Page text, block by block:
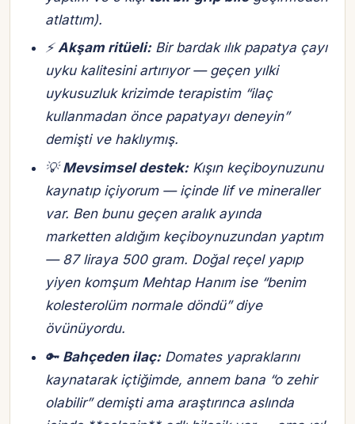
atlattım).
⚡Akşam ritüeli:Bir bardak ılık papatya çayı
uyku kalitesini artırıyor — geçen yılki
uykusuzluk krizimde terapistim “ilaç
kullanmadan önce papatyayı deneyin”
demişti ve haklıymış.
💡Mevsimsel destek:Kışın keçiboynuzunu
kaynatıp içiyorum — içinde lif ve mineraller
var. Ben bunu geçen aralık ayında
marketten aldığım keçiboynuzundan yaptım
— 87 liraya 500 gram. Doğal reçel yapıp
yiyen komşum Mehtap Hanım ise “benim
kolesterolüm normale döndü” diye
övünüyordu.
🔑 Bahçeden ilaç:Domates yapraklarını
kaynatarak içtiğimde, annem bana “o zehir
olabilir” demişti ama araştırınca aslında